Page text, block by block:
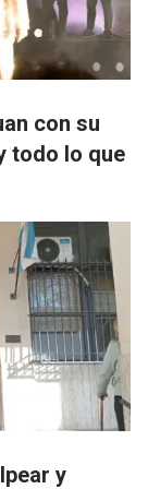
con su
todo lo que
y